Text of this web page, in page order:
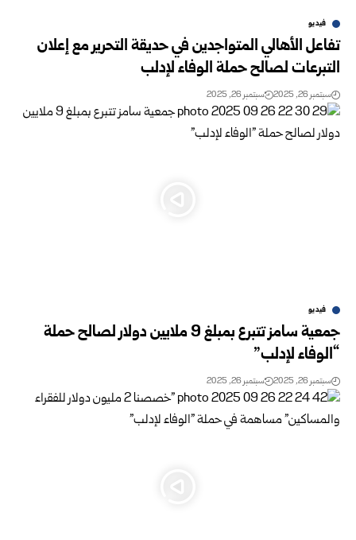
فيديو
تفاعل الأهالي المتواجدين في حديقة التحرير مع إعلان
التبرعات لصالح حملة الوفاء لإدلب
سبتمبر 26, 2025 سبتمبر 26, 2025
فيديو
جمعية سامز تتبرع بمبلغ 9 ملايين دولار لصالح حملة
“الوفاء لإدلب”
سبتمبر 26, 2025 سبتمبر 26, 2025